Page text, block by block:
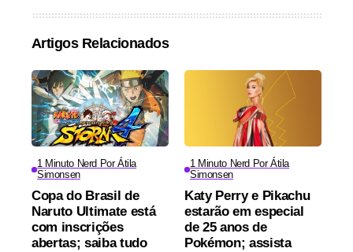
Artigos Relacionados
1 Minuto Nerd Por Átila
Simonsen
Copa do Brasil de
Naruto Ultimate está
com inscrições
abertas; saiba tudo
1 Minuto Nerd Por Átila
Simonsen
Katy Perry e Pikachu
estarão em especial
de 25 anos de
Pokémon; assista